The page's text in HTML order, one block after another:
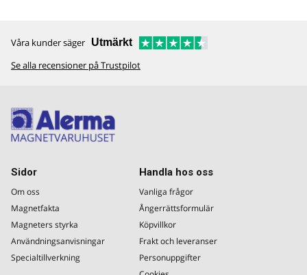
Våra kunder säger Utmärkt
Se alla recensioner på Trustpilot
Sidor
Om oss
Magnetfakta
Magneters styrka
Användningsanvisningar
Specialtillverkning
Handla hos oss
Vanliga frågor
Ångerrättsformulär
Köpvillkor
Frakt och leveranser
Personuppgifter